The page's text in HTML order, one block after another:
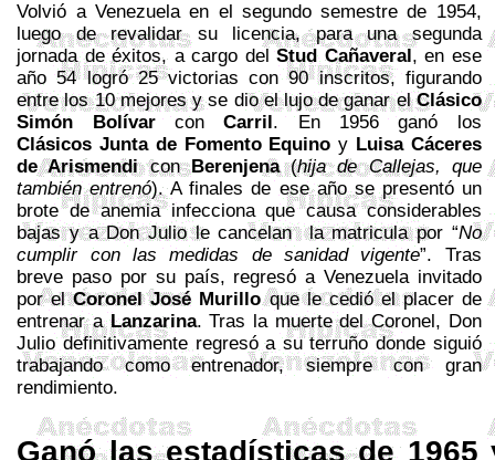
Volvió a Venezuela en el segundo semestre de 1954,
luego de revalidar su licencia, para una segunda
jornada de éxitos, a cargo delStudCañaveral, en ese
año 54 logró 25 victorias con 90 inscritos, figurando
entre los 10 mejores y se dio el lujo de ganar elClásico
Simón BolívarconCarril. En 1956 ganó los
Clásicos Junta de Fomento Equino y Luisa Cáceres
de ArismendiconBerenjena(hija de Callejas, que
también entrenó). A finales de ese año se presentó un
brote de anemia infecciona que causa considerables
bajas y a Don Julio le cancelan
la matricula por “No
cumplir con las medidas de sanidad vigente”. Tras
breve paso por su país, regresó a Venezuela invitado
por elCoronel José Murilloque le cedió el placer de
entrenar aLanzarina. Tras la muerte del Coronel, Don
Julio definitivamente regresó a su terruño donde siguió
trabajando como entrenador, siempre con gran
rendimiento.
Ganó las estadísticas de 1965